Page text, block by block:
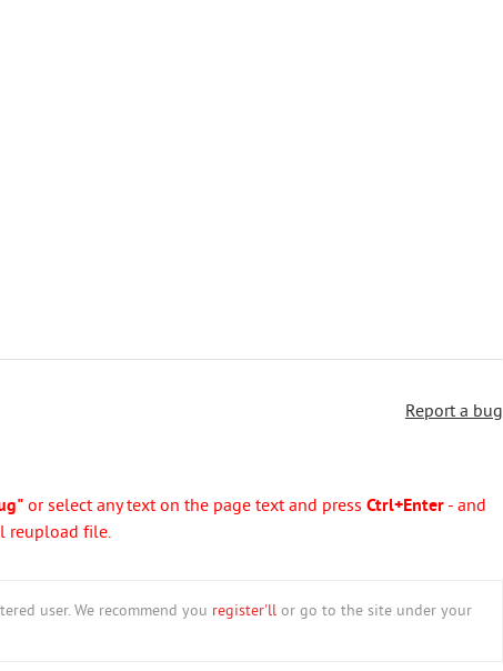
Report a bug
or select any text on the page text and press Ctrl+Enter - and
reupload file.
user. We recommend you register'll or go to the site under your